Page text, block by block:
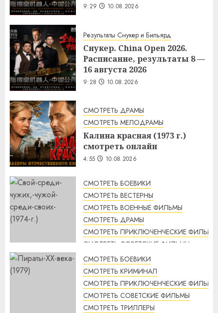
9:29 10.08.2026
Результаты Снукер и Бильярд
Снукер. China Open 2026.
Расписание, результаты 8 —
16 августа 2026
9:28 10.08.2026
СМОТРЕТЬ ДРАМЫ
СМОТРЕТЬ МЕЛОДРАМЫ
Калина красная (1973 г.)
смотреть онлайн
4:55 10.08.2026
СМОТРЕТЬ БОЕВИКИ
СМОТРЕТЬ ВЕСТЕРНЫ
СМОТРЕТЬ ВОЕННЫЕ ФИЛЬМЫ
СМОТРЕТЬ ДРАМЫ
СМОТРЕТЬ ПРИКЛЮЧЕНЧЕСКИЕ ФИЛЬМЫ
СМОТРЕТЬ СОВЕТСКИЕ ФИЛЬМЫ
СМОТРЕТЬ ТРИЛЛЕРЫ
Свой среди чужих, чужой
среди своих (1974 г.)
смотреть онлайн
4:33 10.08.2026
СМОТРЕТЬ БОЕВИКИ
СМОТРЕТЬ КРИМИНАЛ
СМОТРЕТЬ ПРИКЛЮЧЕНЧЕСКИЕ ФИЛЬМЫ
СМОТРЕТЬ СОВЕТСКИЕ ФИЛЬМЫ
СМОТРЕТЬ ТРИЛЛЕРЫ